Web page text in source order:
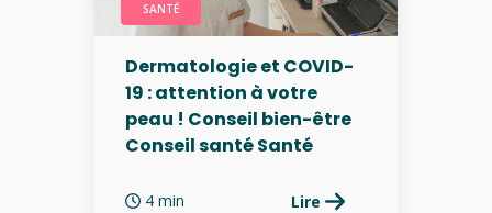
SANTÉ
Dermatologie et COVID-
19 : attention à votre
peau ! Conseil bien-être
Conseil santé Santé
4 min Lire